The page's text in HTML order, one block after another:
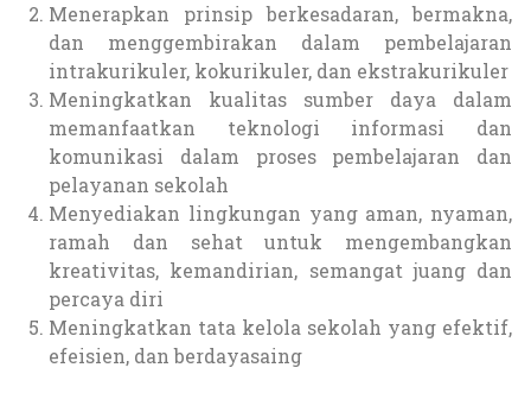
Menerapkan prinsip berkesadaran, bermakna,
dan menggembirakan dalam pembelajaran
intrakurikuler, kokurikuler, dan ekstrakurikuler
Meningkatkan kualitas sumber daya dalam
memanfaatkan teknologi informasi dan
komunikasi dalam proses pembelajaran dan
pelayanan sekolah
Menyediakan lingkungan yang aman, nyaman,
ramah dan sehat untuk mengembangkan
kreativitas, kemandirian, semangat juang dan
percaya diri
Meningkatkan tata kelola sekolah yang efektif,
efeisien, dan berdayasaing